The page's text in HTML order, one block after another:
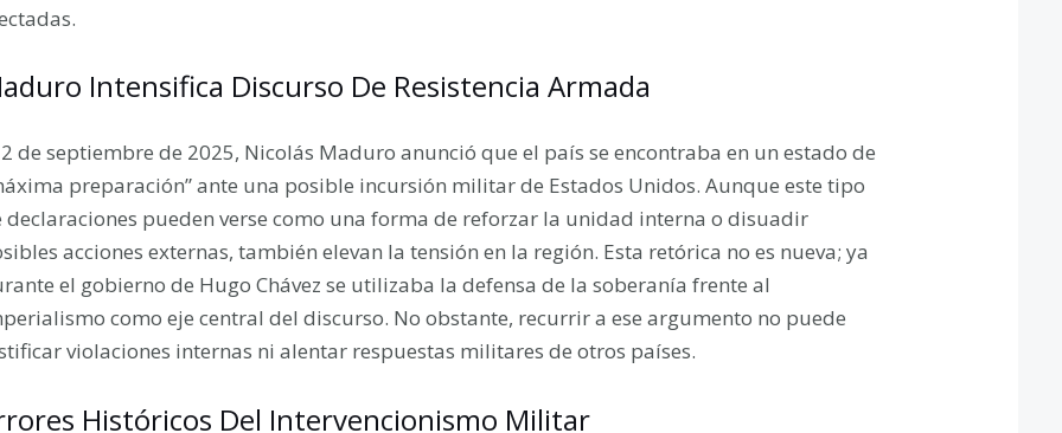
Intensifica Discurso De Resistencia Armada
de septiembre de 2025, Nicolás Maduro anunció que el país se encontraba en un estado de
preparación” ante una posible incursión militar de Estados Unidos. Aunque este tipo
declaraciones pueden verse como una forma de reforzar la unidad interna o disuadir
acciones externas, también elevan la tensión en la región. Esta retórica no es nueva; ya
el gobierno de Hugo Chávez se utilizaba la defensa de la soberanía frente al
como eje central del discurso. No obstante, recurrir a ese argumento no puede
violaciones internas ni alentar respuestas militares de otros países.
Históricos Del Intervencionismo Militar